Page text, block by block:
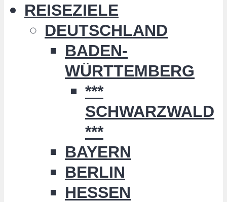
REISEZIELE
DEUTSCHLAND
BADEN-
WÜRTTEMBERG
***
SCHWARZWALD
***
BAYERN
BERLIN
HESSEN